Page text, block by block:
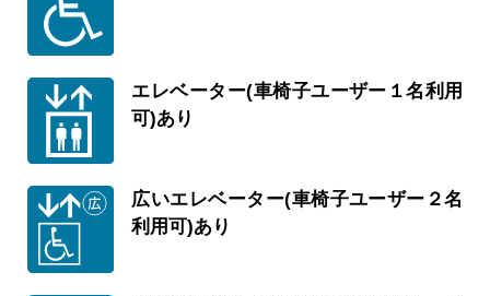
エレベーター(車椅子ユーザー１名利用
可)あり
広いエレベーター(車椅子ユーザー２名
利用可)あり